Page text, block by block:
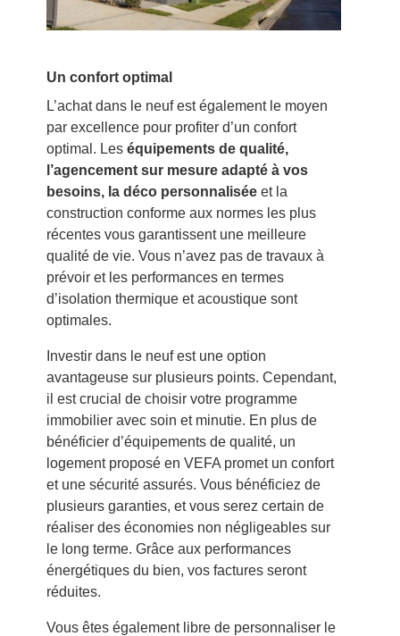
Un confort optimal
L’achat dans le neuf est également le moyen
par excellence pour profiter d’un confort
optimal. Les équipements de qualité,
l’agencement sur mesure adapté à vos
besoins, la déco personnaliséeet la
construction conforme aux normes les plus
récentes vous garantissent une meilleure
qualité de vie. Vous n’avez pas de travaux à
prévoir et les performances en termes
d’isolation thermique et acoustique sont
optimales.
Investir dans le neuf est une option
avantageuse sur plusieurs points. Cependant,
il est crucial de choisir votre programme
immobilier avec soin et minutie. En plus de
bénéficier d’équipements de qualité, un
logement proposé en VEFA promet un confort
et une sécurité assurés. Vous bénéficiez de
plusieurs garanties, et vous serez certain de
réaliser des économies non négligeables sur
le long terme. Grâce aux performances
énergétiques du bien, vos factures seront
réduites.
Vous êtes également libre de personnaliser le